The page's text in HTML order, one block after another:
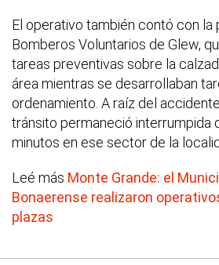
El operativo también contó con la
Bomberos Voluntarios de Glew,
tareas preventivas sobre la
área mientras se desarrollaban
ordenamiento. A raíz del
tránsito permaneció interrumpida
minutos en ese sector de la
Leé más Monte Grande: el
Bonaerense realizaron
plazas